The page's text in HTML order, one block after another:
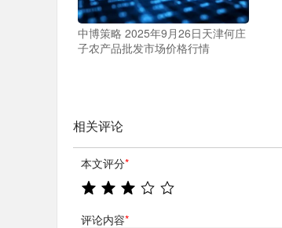
中博策略 2025年9月26日天津何庄
子农产品批发市场价格行情
相关评论
本文评分*
评论内容*